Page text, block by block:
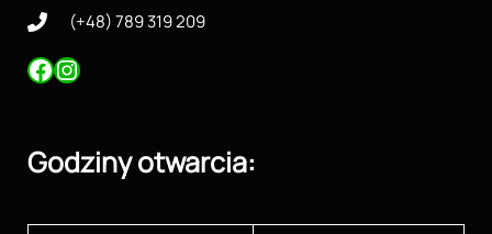
(+48) 789 319 209
Facebook
Instagram
Godziny otwarcia: